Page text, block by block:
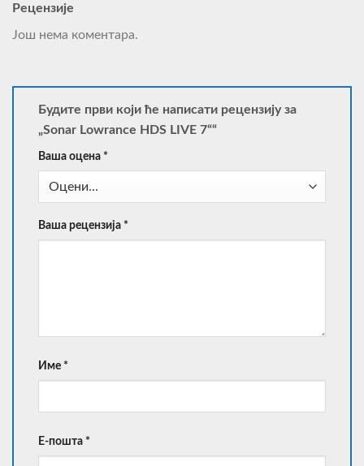
Рецензије
Још нема коментара.
Будите први који ће написати рецензију за
„Sonar Lowrance HDS LIVE 7““
Ваша оцена *
Ваша рецензија *
Име *
Е-пошта *